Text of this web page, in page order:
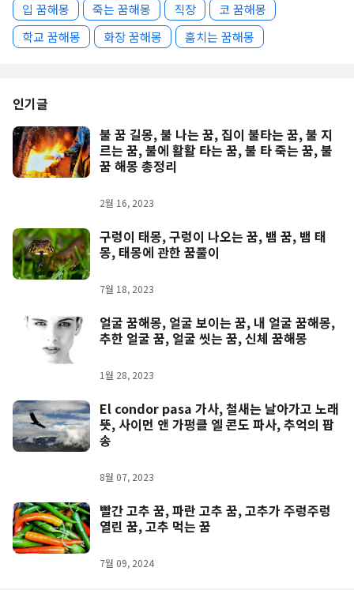
입 꿈해몽
죽는 꿈해몽 직장
코 꿈해몽
학교 꿈해몽
화장 꿈해몽 훔치는 꿈해몽
인기글
불 꿈 길몽, 불 나는 꿈, 집이 불타는 꿈, 불 지
르는 꿈, 불에 활활 타는 꿈, 불 타 죽는 꿈, 불
꿈 해몽 총정리
2월 16, 2023
구렁이 태몽, 구렁이 나오는 꿈, 뱀 꿈, 뱀 태
몽, 태몽에 관한 꿈풀이
7월 18, 2023
얼굴 꿈해몽, 얼굴 보이는 꿈, 내 얼굴 꿈해몽,
추한 얼굴 꿈, 얼굴 씻는 꿈, 신체 꿈해몽
1월 28, 2023
El condor pasa 가사, 철새는 날아가고 노래
뜻, 사이먼 앤 가펑클 엘 콘도 파사, 추억의 팝
송
8월 07, 2023
빨간 고추 꿈, 파란 고추 꿈, 고추가 주렁주렁
열린 꿈, 고추 먹는 꿈
7월 09, 2024